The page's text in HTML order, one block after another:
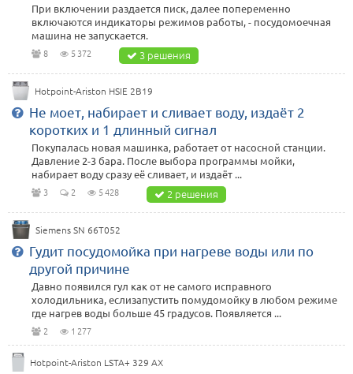
При включении раздается писк, далее попеременно
включаются индикаторы режимов работы, - посудомоечная
машина не запускается.
8 5 372 3 решения
Hotpoint-Ariston HSIE 2B19
Не моет, набирает и сливает воду, издаёт 2
коротких и 1 длинный сигнал
Покупалась новая машинка, работает от насосной станции.
Давление 2-3 бара. После выбора программы мойки,
набирает воду сразу её сливает, и издаёт ...
3 2 5 428 2 решения
Siemens SN 66T052
Гудит посудомойка при нагреве воды или по
другой причине
Давно появился гул как от не самого исправного
холодильника, еслизапустить помудомойку в любом режиме
где нагрев воды больше 45 градусов. Появляется ...
2 1 277
Hotpoint-Ariston LSTA+ 329 AX